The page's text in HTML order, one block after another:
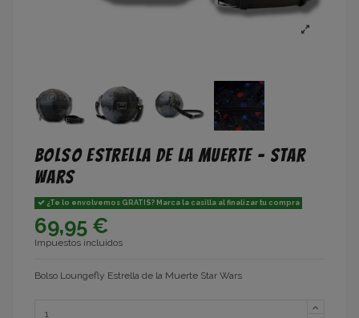
Bolso Estrella de la Muerte - Star
Wars
¿Te lo envolvemos GRATIS? Marca la casilla al finalizar tu compra
69,95 €
Impuestos incluidos
Bolso Loungefly Estrella de la Muerte Star Wars